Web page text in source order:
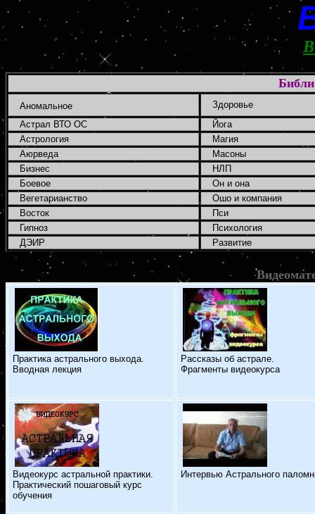
Аномальное
Здоровье
Астрал ВТО ОС
Йога
Астрология
Магия
Аюрведа
Масоны
Бизнес
НЛП
Боевое
Он и она
Вегетарианство
Ошо и компания
Восток
Пси
Гипноз
Психология
ДЭИР
Развитие
Практика астрального выхода.
Вводная лекция
Рассказы об астрале.
Фрагменты видеокурса
Видеокурс астральной практики.
Практический пошаговый курс
обучения
Интервью Астрального